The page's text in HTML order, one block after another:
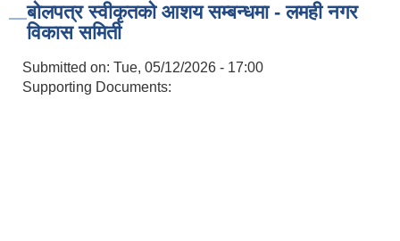
बोलपत्र स्वीकृतको आशय सम्बन्धमा - लमही नगर
विकास समिती
Submitted on: Tue, 05/12/2026 - 17:00
Supporting Documents: